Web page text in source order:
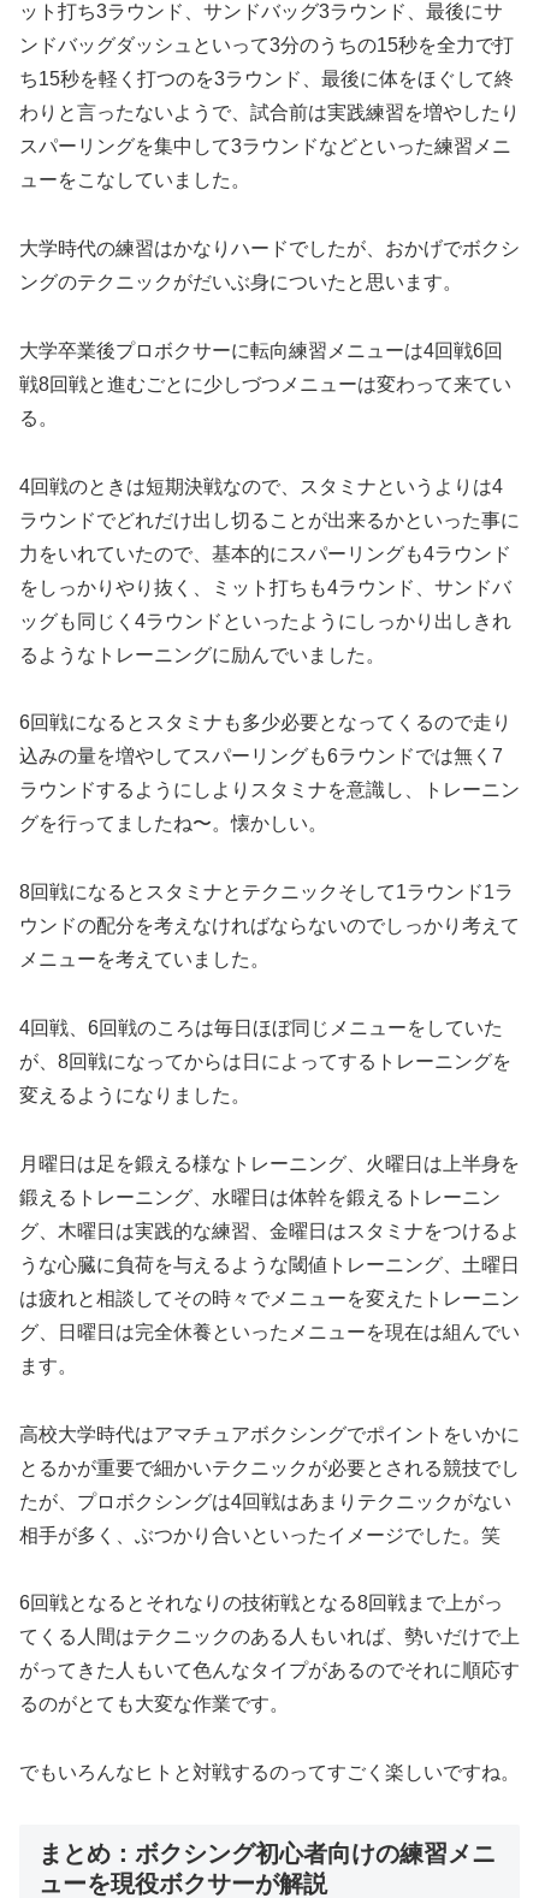
ット打ち3ラウンド、サンドバッグ3ラウンド、最後にサ
ンドバッグダッシュといって3分のうちの15秒を全力で打
ち15秒を軽く打つのを3ラウンド、最後に体をほぐして終
わりと言ったないようで、試合前は実践練習を増やしたり
スパーリングを集中して3ラウンドなどといった練習メニ
ューをこなしていました。
大学時代の練習はかなりハードでしたが、おかげでボクシ
ングのテクニックがだいぶ身についたと思います。
大学卒業後プロボクサーに転向練習メニューは4回戦6回
戦8回戦と進むごとに少しづつメニューは変わって来てい
る。
4回戦のときは短期決戦なので、スタミナというよりは4
ラウンドでどれだけ出し切ることが出来るかといった事に
力をいれていたので、基本的にスパーリングも4ラウンド
をしっかりやり抜く、ミット打ちも4ラウンド、サンドバ
ッグも同じく4ラウンドといったようにしっかり出しきれ
るようなトレーニングに励んでいました。
6回戦になるとスタミナも多少必要となってくるので走り
込みの量を増やしてスパーリングも6ラウンドでは無く7
ラウンドするようにしよりスタミナを意識し、トレーニン
グを行ってましたね〜。懐かしい。
8回戦になるとスタミナとテクニックそして1ラウンド1ラ
ウンドの配分を考えなければならないのでしっかり考えて
メニューを考えていました。
4回戦、6回戦のころは毎日ほぼ同じメニューをしていた
が、8回戦になってからは日によってするトレーニングを
変えるようになりました。
月曜日は足を鍛える様なトレーニング、火曜日は上半身を
鍛えるトレーニング、水曜日は体幹を鍛えるトレーニン
グ、木曜日は実践的な練習、金曜日はスタミナをつけるよ
うな心臓に負荷を与えるような閾値トレーニング、土曜日
は疲れと相談してその時々でメニューを変えたトレーニン
グ、日曜日は完全休養といったメニューを現在は組んでい
ます。
高校大学時代はアマチュアボクシングでポイントをいかに
とるかが重要で細かいテクニックが必要とされる競技でし
たが、プロボクシングは4回戦はあまりテクニックがない
相手が多く、ぶつかり合いといったイメージでした。笑
6回戦となるとそれなりの技術戦となる8回戦まで上がっ
てくる人間はテクニックのある人もいれば、勢いだけで上
がってきた人もいて色んなタイプがあるのでそれに順応す
るのがとても大変な作業です。
でもいろんなヒトと対戦するのってすごく楽しいですね。
まとめ：ボクシング初心者向けの練習メニ
ューを現役ボクサーが解説